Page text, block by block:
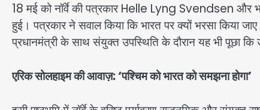
18 मई को नॉर्वे की पत्रकार Helle Lyng Svendsen और
हुई। पत्रकार ने सवाल किया कि भारत पर क्यों भरसा किया
प्रधानमंत्री के साथ संयुक्त उपस्थिति के दौरान यह भी पूछा कि
एरिक सोलहाइम की आवाज़: ‘पश्चिम को भारत को समझना होगा’